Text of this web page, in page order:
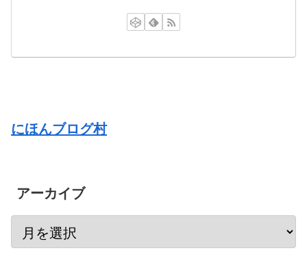
にほんブログ村
アーカイブ